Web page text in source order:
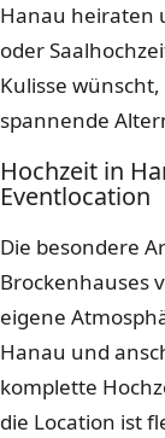
Hanau heiraten
oder
Kulisse
spannende
Hochzeit in
Eventlocation
Die besondere
Brockenhauses
eigene
Hanau und
komplette
die Location ist